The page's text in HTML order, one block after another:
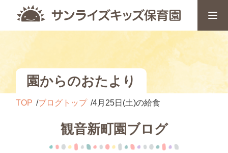
園からのおたより
TOP ブログトップ 4月25日(土)の給食
観音新町園ブログ